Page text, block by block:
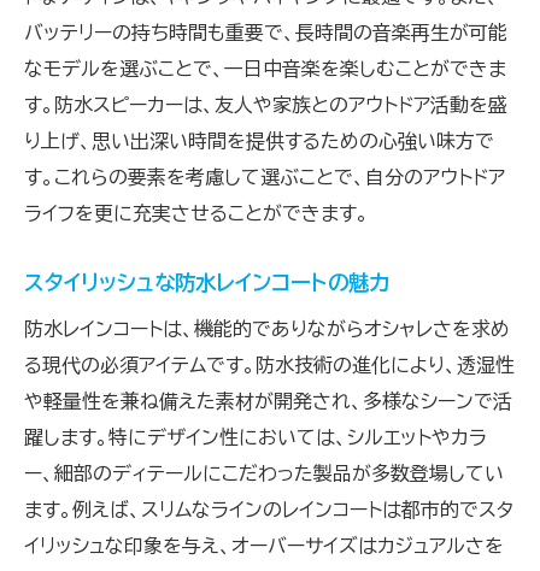
雨の日のアクティビティを充実させる方法
アウトドアでも快適に過ごすための防水アイテ
ム
防水スピーカーで楽しむフェスやキャンプ
スタイリッシュに！防水レインコートで雨の日もお
しゃれに
おしゃれな防水コートで雨の日も自信を持つ
防水レインコートの選び方とおすすめブランド
防水レインコートでファッションを楽しむ
防水レインコートで実現する快適なライフスタ
イル
バッテリーの持ち時間も重要で、長時間の音楽再生が可能
なモデルを選ぶことで、一日中音楽を楽しむことができま
す。防水スピーカーは、友人や家族とのアウトドア活動を盛
り上げ、思い出深い時間を提供するための心強い味方で
す。これらの要素を考慮して選ぶことで、自分のアウトドア
ライフを更に充実させることができます。
スタイリッシュな防水レインコートの魅力
防水レインコートは、機能的でありながらオシャレさを求め
る現代の必須アイテムです。防水技術の進化により、透湿性
や軽量性を兼ね備えた素材が開発され、多様なシーンで活
躍します。特にデザイン性においては、シルエットやカラ
ー、細部のディテールにこだわった製品が多数登場してい
ます。例えば、スリムなラインのレインコートは都市的でスタ
イリッシュな印象を与え、オーバーサイズはカジュアルさを